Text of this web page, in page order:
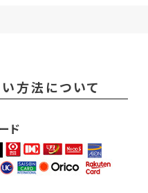
方法について
ド